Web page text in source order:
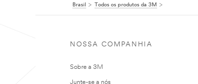
Brasil Todos os produtos da 3M
NOSSA COMPANHIA
Sobre a 3M
Junte-se a nós